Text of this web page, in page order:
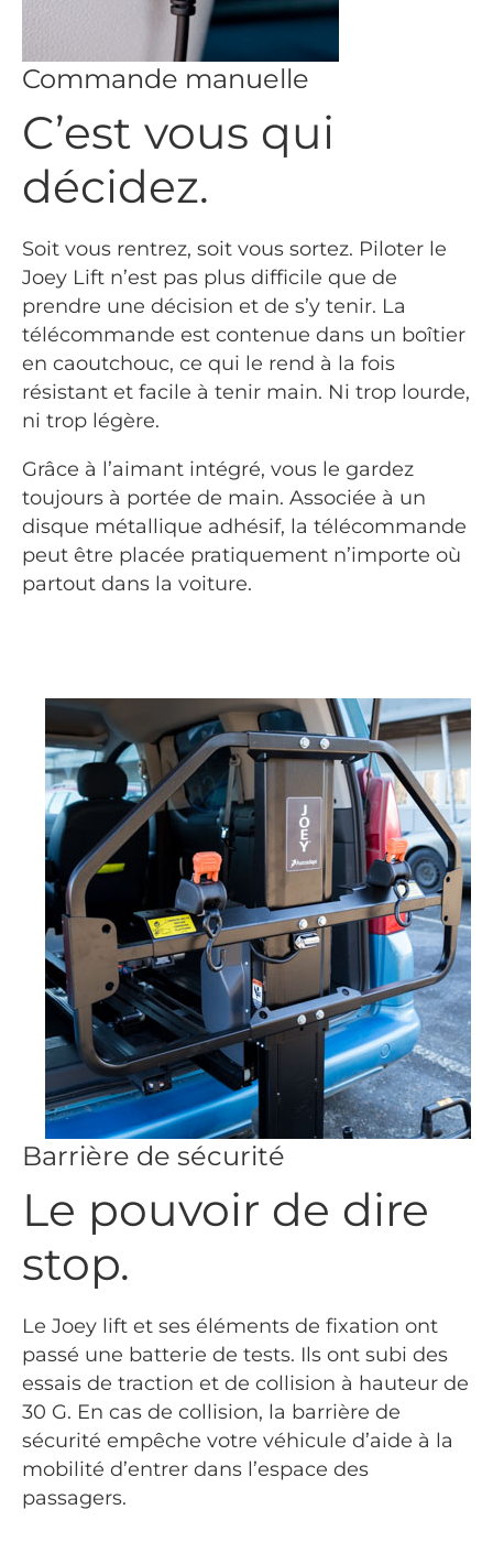
Commande manuelle
C’est vous qui
décidez.
Soit vous rentrez, soit vous sortez. Piloter le
Joey Lift n’est pas plus difficile que de
prendre une décision et de s’y tenir. La
télécommande est contenue dans un boîtier
en caoutchouc, ce qui le rend à la fois
résistant et facile à tenir main. Ni trop lourde,
ni trop légère.
Grâce à l’aimant intégré, vous le gardez
toujours à portée de main. Associée à un
disque métallique adhésif, la télécommande
peut être placée pratiquement n’importe où
partout dans la voiture.
Barrière de sécurité
Le pouvoir de dire
stop.
Le Joey lift et ses éléments de fixation ont
passé une batterie de tests. Ils ont subi des
essais de traction et de collision à hauteur de
30 G. En cas de collision, la barrière de
sécurité empêche votre véhicule d’aide à la
mobilité d’entrer dans l’espace des
passagers.